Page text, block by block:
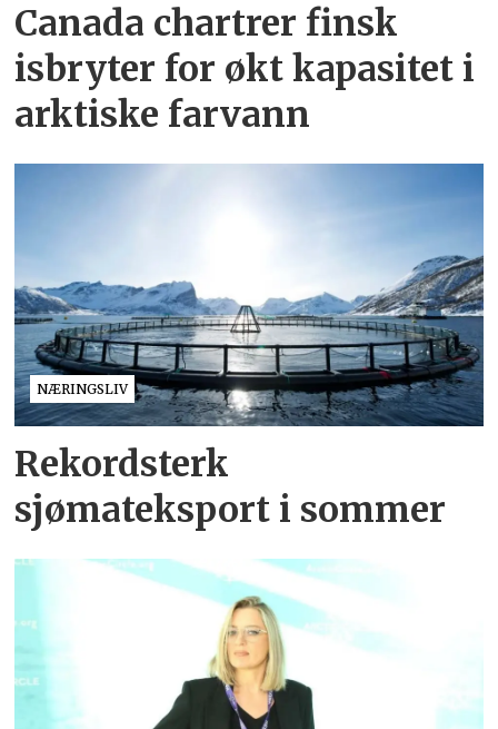
Canada chartrer finsk
isbryter for økt kapasitet i
arktiske farvann
NÆRINGSLIV
Rekordsterk
sjømateksport i sommer